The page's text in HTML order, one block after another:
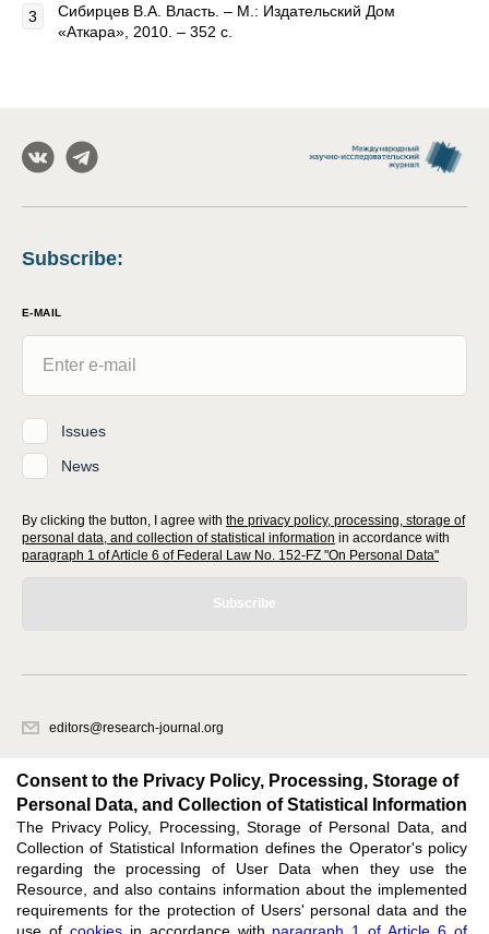
Сибирцев В.А. Власть. – М.: Издательский Дом
«Аткара», 2010. – 352 с.
Subscribe:
E-MAIL
Issues
News
By clicking the button, I agree with the privacy policy, processing, storage of
personal data, and collection of statistical information in accordance with
paragraph 1 of Article 6 of Federal Law No. 152-FZ "On Personal Data"
Subscribe
editors@research-journal.org
office 1
Feedback
Consent to the Privacy Policy, Processing, Storage of
Personal Data, and Collection of Statistical Information
The Privacy Policy, Processing, Storage of Personal Data, and
Collection of Statistical Information defines the Operator's policy
regarding the processing of User Data when they use the
Resource, and also contains information about the implemented
requirements for the protection of Users' personal data and the